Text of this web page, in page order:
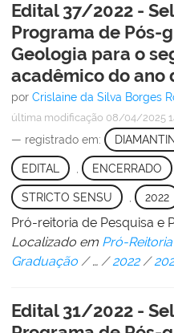
Edital 37/2022 -
Programa de Pós-
Geologia para o
acadêmico do ano
por Crislaine da Silva Borges
última modificação 08/04/2025
— registrado em:
EDITAL ENCERRADO
STRICTO SENSU 2022
Pró-reitoria de Pesquisa e
Localizado em Pró-
Graduação /… /2022 /
Edital 31/2022 -